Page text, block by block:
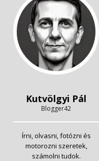
Kutvölgyi Pál
Blogger42
Írni, olvasni, fotózni és
motorozni szeretek,
számolni tudok.